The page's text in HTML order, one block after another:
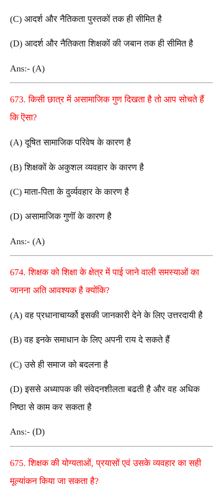
(C) आदर्श और नैतिकता पुस्तकों तक ही सीमित है
(D) आदर्श और नैतिकता शिक्षकों की जबान तक ही सीमित है
Ans:- (A)
673. किसी छात्र में असामाजिक गुण दिखता है तो आप सोचते हैं
कि ऎसा?
(A) दूषित सामाजिक परिवेष के कारण है
(B) शिक्षकों के अकुशल व्यवहार के कारण है
(C) माता-पिता के दुर्व्यवहार के कारण है
(D) असामाजिक गुणॊं के कारण है
Ans:- (A)
674. शिक्षक को शिक्षा के क्षेत्र में पाई जाने वाली समस्याओं का
जानना अति आवश्यक है क्योंकि?
(A) वह प्रधानाचार्य्को इसकी जानकारी देने के लिए उत्तरदायी है
(B) वह इनके समाधान के लिए अपनी राय दे सकते हैं
(C) उसे ही समाज को बदलना है
(D) इससे अध्यापक की संवेदनशीलता बढती है और वह अधिक
निष्ठा से काम कर सकता है
Ans:- (D)
675. शिक्षक की योग्यताओं, प्रयासों एवं उसके व्यवहार का सही
मूल्यांकन किया जा सकता है?